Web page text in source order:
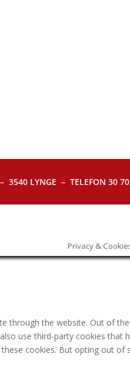
3540 LYNGE – TELEFON 30
Privacy &
through the website. Out of
use third-party cookies
cookies. But opting out